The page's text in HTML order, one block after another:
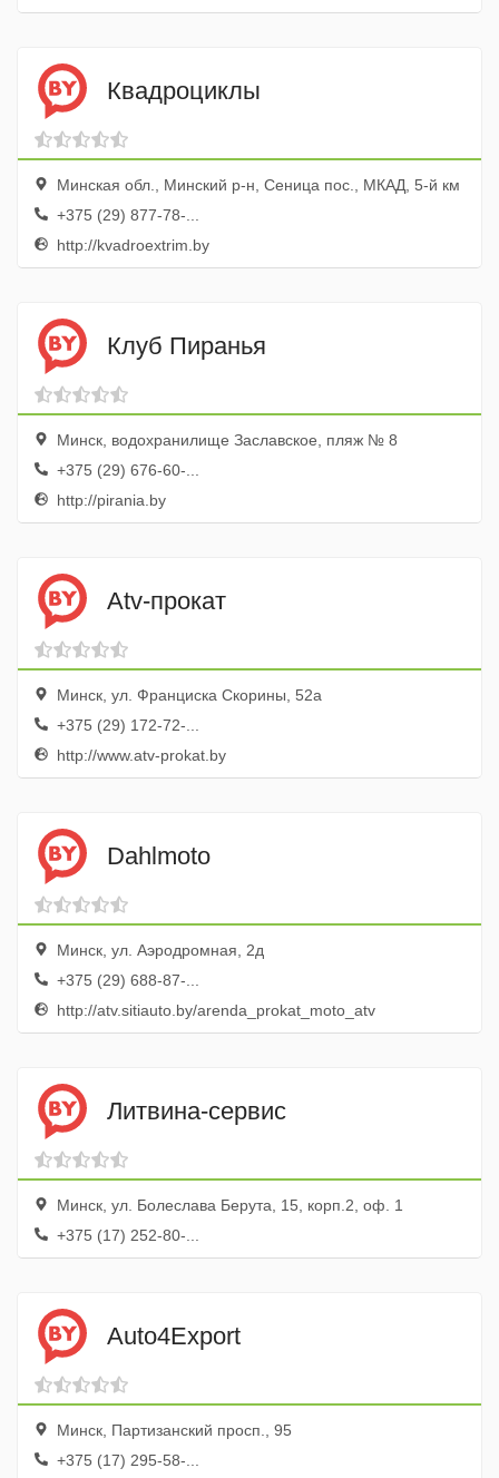
Квадроциклы
Минская обл., Минский р-н, Сеница пос., МКАД, 5-й км
+375 (29) 877-78-...
http://kvadroextrim.by
Клуб Пиранья
Минск, водохранилище Заславское, пляж № 8
+375 (29) 676-60-...
http://pirania.by
Atv-прокат
Минск, ул. Франциска Скорины, 52а
+375 (29) 172-72-...
http://www.atv-prokat.by
Dahlmoto
Минск, ул. Аэродромная, 2д
+375 (29) 688-87-...
http://atv.sitiauto.by/arenda_prokat_moto_atv
Литвина-сервис
Минск, ул. Болеслава Берута, 15, корп.2, оф. 1
+375 (17) 252-80-...
Auto4Export
Минск, Партизанский просп., 95
+375 (17) 295-58-...